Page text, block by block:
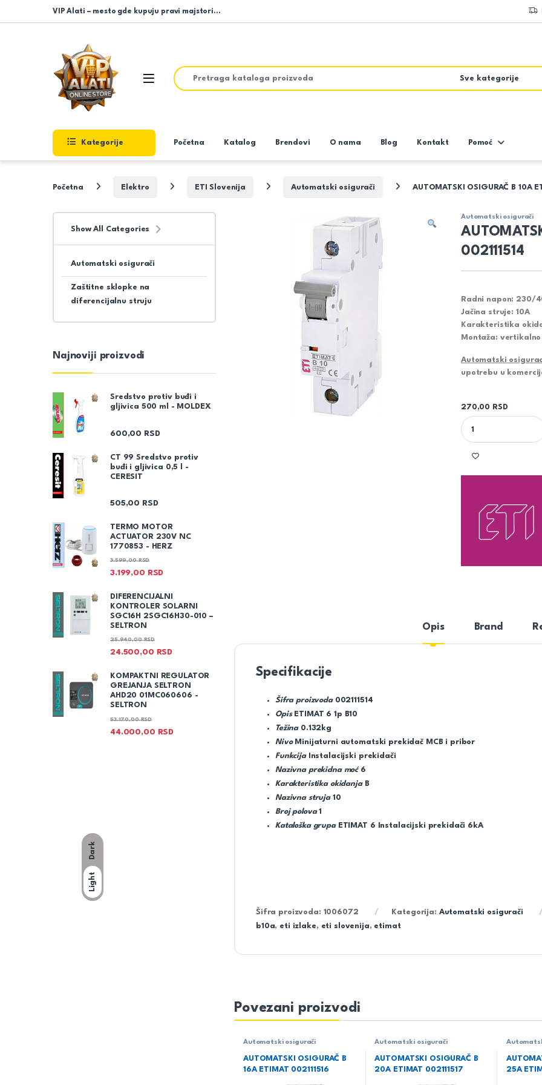
Dark
Light
Skip to navigation
Skip to content
VIP Alati – mesto gde kupuju pravi majstori…
Open
Search for:
Kategorije Početna Katalog Brendovi O nama Blog Kontakt Pomoć
Početna Elektro ETI Slovenija Automatski osigurači AUTOMATSKI OSIGURAČ B 10A
Automatski osigurači
002111514
Radni napon: 230/
Jačina struje: 10A
Karakteristika
Montaža: vertikalno
Automatski
upotrebu u
270,00
RSD
AUTOMATSKI
Opis Brand
Specifikacije
Šifra proizvoda 002111514
Opis ETIMAT 6 1p B10
Težina 0.132kg
Nivo Minijaturni automatski prekidač MCB i pribor
Funkcija
Instalacijski prekidači
Nazivna prekidna moć 6
Karakteristika okidanja B
Nazivna struja 10
Broj polova1
Kataloška grupa ETIMAT 6 Instalacijski prekidači 6kA
Šifra proizvoda: 1006072 Kategorija: Automatski osigurači
b10a, eti izlake, eti slovenija, etimat
Povezani proizvodi
Automatski osigurači
AUTOMATSKI OSIGURAČ B
16A ETIMAT 002111516
Automatski osigurači
AUTOMATSKI OSIGURAČ B
20A ETIMAT 002111517
25A
Show All Categories
Automatski osigurači
Zaštitne sklopke na
diferencijalnu struju
Najnoviji proizvodi
Sredstvo protiv buđi i
gljivica 500 ml - MOLDEX
600,00 RSD
CT 99 Sredstvo protiv
buđi i gljivica 0,5 l -
CERESIT
505,00 RSD
TERMO MOTOR
ACTUATOR 230V NC
1770853 - HERZ
3.199,00 RSD
3.599,00RSD
DIFERENCIJALNI
KONTROLER SOLARNI
SGC16H 2SGC16H30-010 –
SELTRON
24.500,00 RSD
25.940,00RSD
KOMPAKTNI REGULATOR
GREJANJA SELTRON
AHD20 01MC060606 -
SELTRON
44.000,00 RSD
53.170,00RSD